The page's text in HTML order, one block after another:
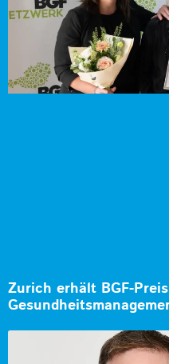
Zurich erhält BGF-